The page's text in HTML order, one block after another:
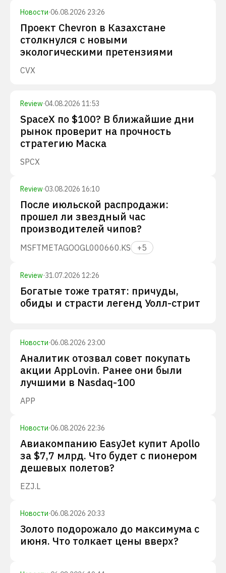
Новости·06.08.2026 23:26
Проект Chevron в Казахстане
столкнулся с новыми
экологическими претензиями
CVX
Review·04.08.2026 11:53
SpaceX по $100? В ближайшие дни
рынок проверит на прочность
стратегию Маска
SPCX
Review·03.08.2026 16:10
После июльской распродажи:
прошел ли звездный час
производителей чипов?
MSFTMETAGOOGL000660.KS +5
Review·31.07.2026 12:26
Богатые тоже тратят: причуды,
обиды и страсти легенд Уолл-стрит
Новости·06.08.2026 23:00
Аналитик отозвал совет покупать
акции AppLovin. Ранее они были
лучшими в Nasdaq-100
APP
Новости·06.08.2026 22:36
Авиакомпанию EasyJet купит Apollo
за $7,7 млрд. Что будет с пионером
дешевых полетов?
EZJ.L
Новости·06.08.2026 20:33
Золото подорожало до максимума с
июня. Что толкает цены вверх?